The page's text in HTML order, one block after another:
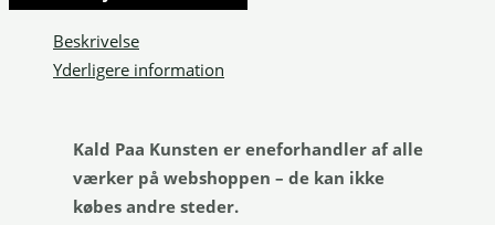
Beskrivelse
Yderligere information
Kald Paa Kunsten er eneforhandler af alle
værker på webshoppen – de kan ikke
købes andre steder.